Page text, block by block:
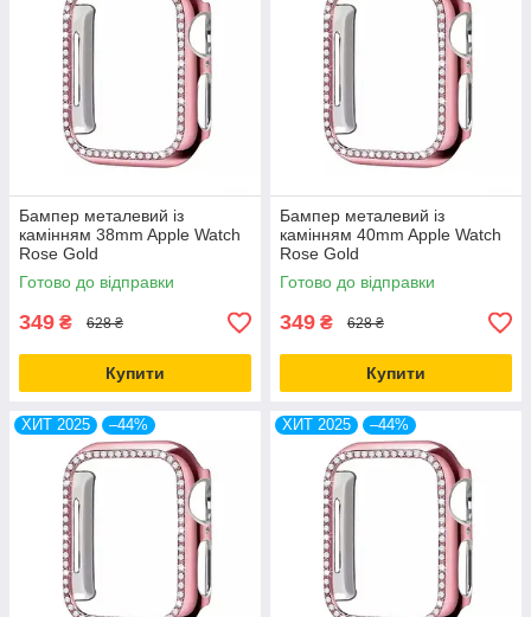
Бампер металевий із
камінням 38mm Apple Watch
Rose Gold
Готово до відправки
349 ₴ 628 ₴
Купити
Бампер металевий із
камінням 40mm Apple Watch
Rose Gold
Готово до відправки
349 ₴ 628 ₴
Купити
ХИТ 2025 –44% ХИТ 2025 –44%